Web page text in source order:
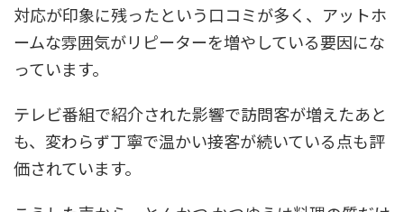
対応が印象に残ったという口コミが多く、アットホ
ームな雰囲気がリピーターを増やしている要因にな
っています。
テレビ番組で紹介された影響で訪問客が増えたあと
も、変わらず丁寧で温かい接客が続いている点も評
価されています。